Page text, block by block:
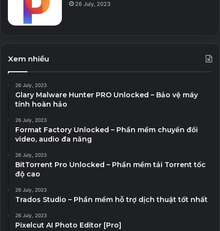
26 July, 2023
Xem nhiều
26 July, 2023
Glary Malware Hunter PRO Unlocked – Bảo vệ máy
tính hoàn hảo
26 July, 2023
Format Factory Unlocked – Phần mềm chuyển đổi
video, audio đa năng
26 July, 2023
BitTorrent Pro Unlocked – Phần mềm tải Torrent tốc
độ cao
26 July, 2023
Trados Studio – Phần mềm hỗ trợ dịch thuật tốt nhất
26 July, 2023
Pixelcut AI Photo Editor [Pro]